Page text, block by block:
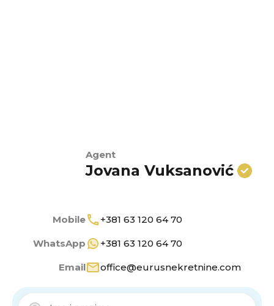
Agent
Jovana Vuksanović
Mobile +381 63 120 64 70
WhatsApp +381 63 120 64 70
Email office@eurusnekretnine.com